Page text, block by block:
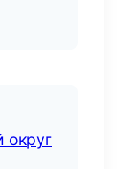
округ